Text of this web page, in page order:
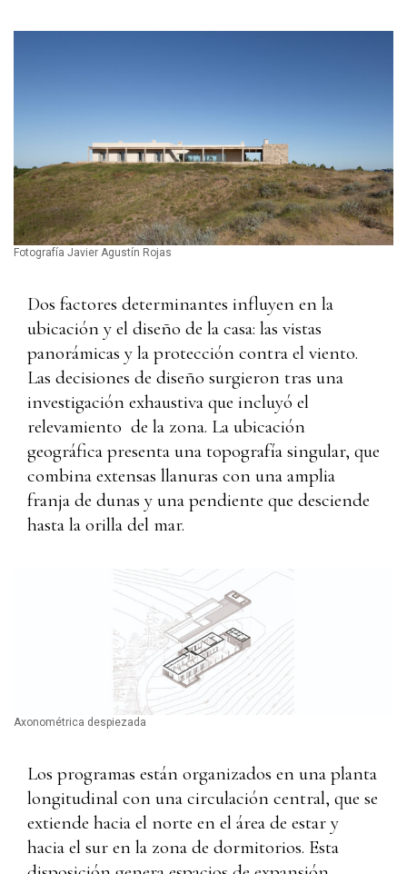
Fotografía Javier Agustín Rojas
Dos factores determinantes influyen en la
ubicación y el diseño de la casa: las vistas
panorámicas y la protección contra el viento.
Las decisiones de diseño surgieron tras una
investigación exhaustiva que incluyó el
relevamiento de la zona. La ubicación
geográfica presenta una topografía singular, que
combina extensas llanuras con una amplia
franja de dunas y una pendiente que desciende
hasta la orilla del mar.
Axonométrica despiezada
Los programas están organizados en una planta
longitudinal con una circulación central, que se
extiende hacia el norte en el área de estar y
hacia el sur en la zona de dormitorios. Esta